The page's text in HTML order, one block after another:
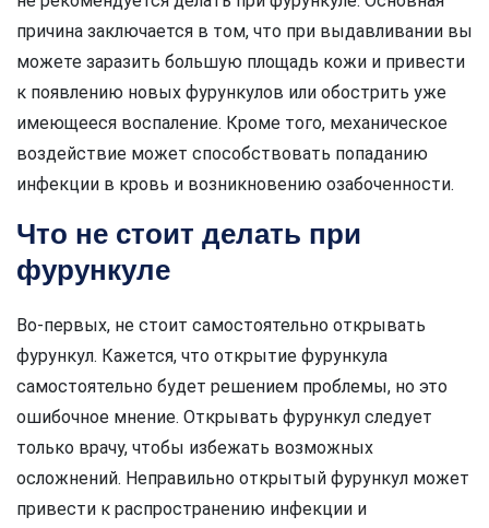
причина заключается в том, что при выдавливании вы
можете заразить большую площадь кожи и привести
к появлению новых фурункулов или обострить уже
имеющееся воспаление. Кроме того, механическое
воздействие может способствовать попаданию
инфекции в кровь и возникновению озабоченности.
Что не стоит делать при
фурункуле
Во-первых, не стоит самостоятельно открывать
фурункул. Кажется, что открытие фурункула
самостоятельно будет решением проблемы, но это
ошибочное мнение. Открывать фурункул следует
только врачу, чтобы избежать возможных
осложнений. Неправильно открытый фурункул может
привести к распространению инфекции и